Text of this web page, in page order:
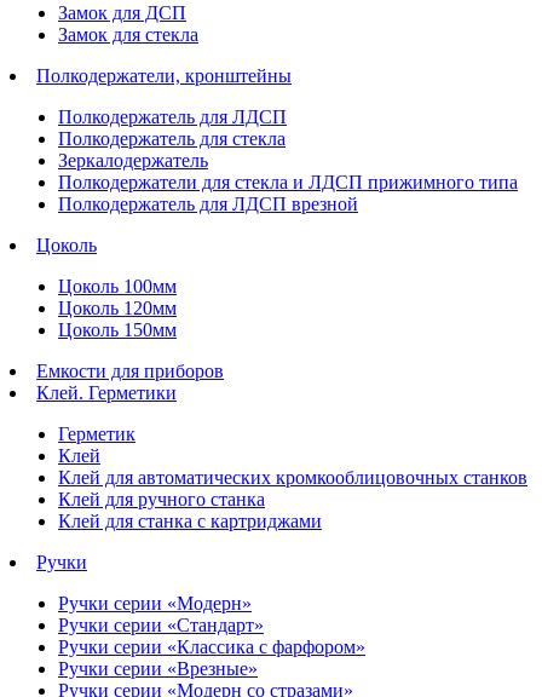
Замок для ДСП
Замок для стекла
Полкодержатели, кронштейны
Полкодержатель для ЛДСП
Полкодержатель для стекла
Зеркалодержатель
Полкодержатели для стекла и ЛДСП прижимного типа
Полкодержатель для ЛДСП врезной
Цоколь
Цоколь 100мм
Цоколь 120мм
Цоколь 150мм
Емкости для приборов
Клей. Герметики
Герметик
Клей
Клей для автоматических кромкооблицовочных станков
Клей для ручного станка
Клей для станка с картриджами
Ручки
Ручки серии «Модерн»
Ручки серии «Стандарт»
Ручки серии «Классика с фарфором»
Ручки серии «Врезные»
Ручки серии «Модерн со стразами»